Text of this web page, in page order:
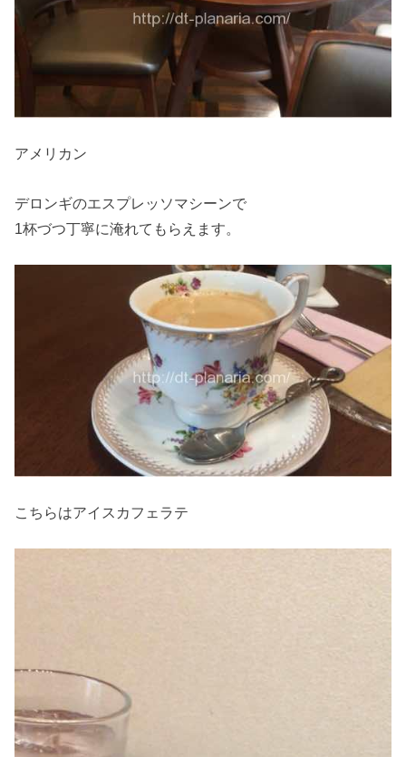
アメリカン
デロンギのエスプレッソマシーンで
1杯づつ丁寧に淹れてもらえます。
こちらはアイスカフェラテ